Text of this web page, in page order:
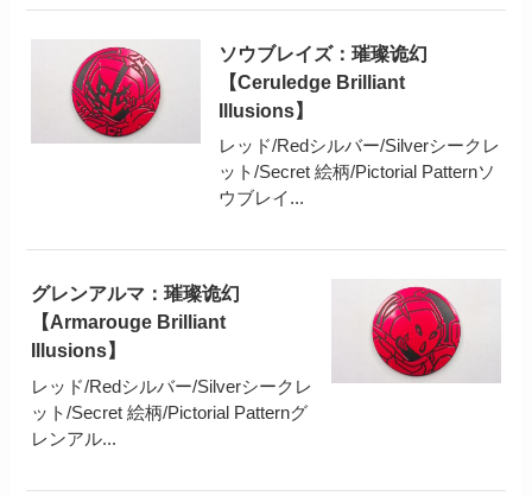
ソウブレイズ：璀璨诡幻
【Ceruledge Brilliant
Illusions】
レッド/Redシルバー/Silverシークレ
ット/Secret 絵柄/Pictorial Patternソ
ウブレイ...
グレンアルマ：璀璨诡幻
【Armarouge Brilliant
Illusions】
レッド/Redシルバー/Silverシークレ
ット/Secret 絵柄/Pictorial Patternグ
レンアル...